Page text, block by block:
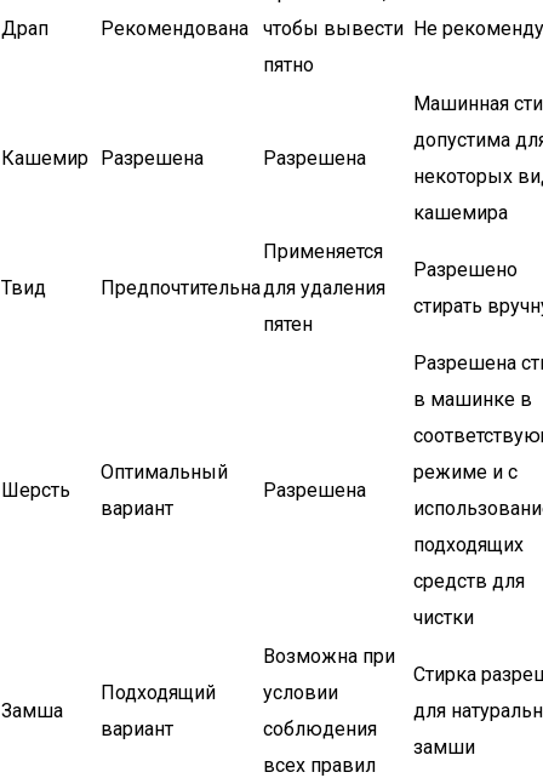
Драп Рекомендована
чтобы вывести
пятно
Не
Кашемир Разрешена Разрешена
Машинная
допустима
некоторых
кашемира
Твид Предпочтительна
Применяется
для удаления
пятен
Разрешено
стирать
Шерсть
Оптимальный
вариант
Разрешена
Разрешена
в машинке в
режиме и с
подходящих
средств для
чистки
Замша
Подходящий
вариант
Возможна при
условии
соблюдения
всех правил
Стирка
для
замши